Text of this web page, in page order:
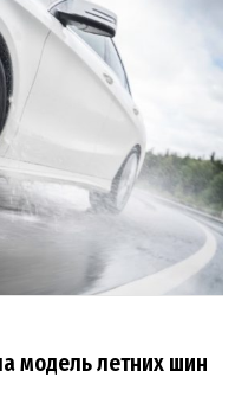
модель летних шин